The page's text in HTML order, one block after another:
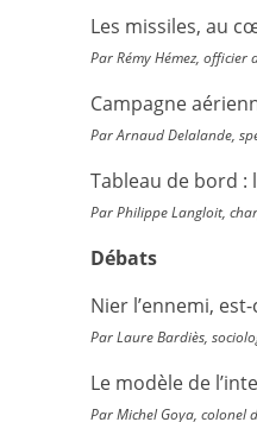
Les missiles, au
Par Rémy Hémez, officier
Campagne
Par Arnaud Delalande,
Tableau de bord :
Par Philippe Langloit,
Débats
Nier l’ennemi,
Par Laure Bardiès,
Le modèle de
Par Michel Goya, colonel